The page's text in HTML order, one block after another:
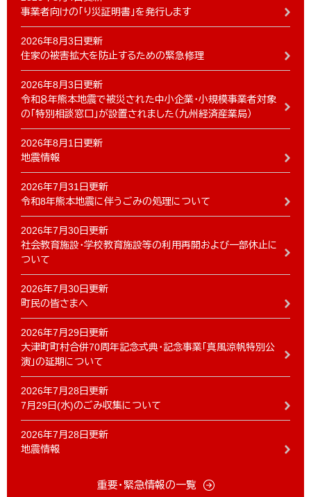
事業者向けの「り災証明書」を発行します
2026年8月3日更新
住家の被害拡大を防止するための緊急修理
2026年8月3日更新
令和８年熊本地震で被災された中小企業・小規模事業者対象
の「特別相談窓口」が設置されました（九州経済産業局）
2026年8月1日更新
地震情報
2026年7月31日更新
令和8年熊本地震に伴うごみの処理について
2026年7月30日更新
社会教育施設・学校教育施設等の利用再開および一部休止に
ついて
2026年7月30日更新
町民の皆さまへ
2026年7月29日更新
大津町町村合併70周年記念式典・記念事業「真風涼帆特別公
演」の延期について
2026年7月28日更新
7月29日(水)のごみ収集について
2026年7月28日更新
地震情報
重要・緊急情報の一覧